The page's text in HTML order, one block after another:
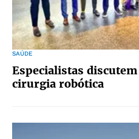
SAÚDE
Especialistas
cirurgia robótica